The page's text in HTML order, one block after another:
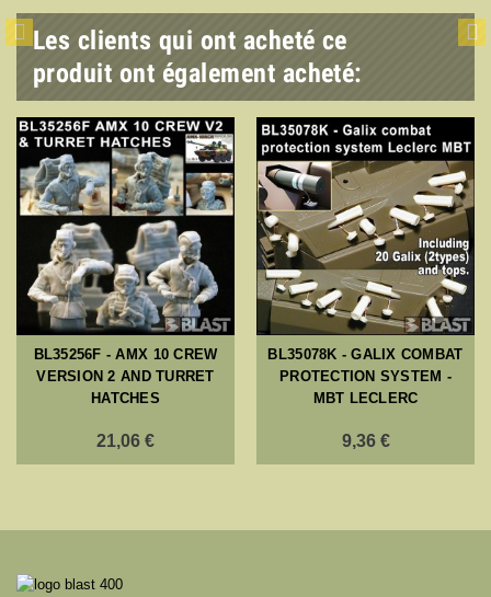
Les clients qui ont acheté ce
produit ont également acheté:
BL35256F - AMX 10 CREW
VERSION 2 AND TURRET
HATCHES
21,06 €
BL35078K - GALIX COMBAT
PROTECTION SYSTEM -
MBT LECLERC
9,36 €